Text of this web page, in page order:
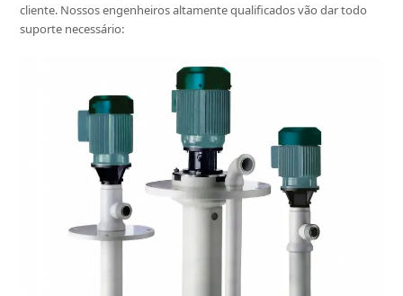
cliente. Nossos engenheiros altamente qualificados vão dar todo
suporte necessário: